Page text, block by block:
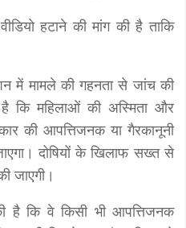
हटाने की मांग की है ताकि
में मामले की गहनता से जांच की
कि महिलाओं की अस्मिता और
की आपत्तिजनक या गैरकानूनी
दोषियों के खिलाफ सख्त से
जाएगी।
है कि वे किसी भी आपत्तिजनक